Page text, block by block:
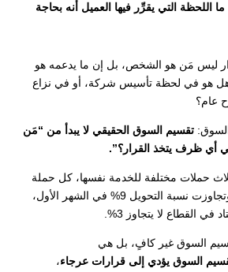
ما اللحظة التي يقرِّر فيها العميل أنه بحاجة
ليس مَن هو الشخص، بل إن ما يدعمه هو
هل هو في لحظة تأسيس شركة، أو في نزاع
عام؟
تقسيم السوق الحقيقي لا يبدأ من “مَن
أي ظرف يتخذ القرار؟”.
حملات مختلفة للخدمة نفسها، كل حملة
تستهدف ظرفًا مختلفًا، وتجاوزت نسبة التحويل 9% في الشهر الأول،
القطاع لا يتجاوز 3%.
السوق غير كافٍ، بل هي
السوق يؤدي إلى قرارات عرجاء،